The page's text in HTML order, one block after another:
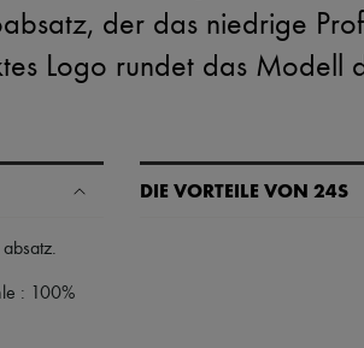
der das niedrige
Logo rundet das Modell
.
: 100%
DIE VORTEILE VON 24S